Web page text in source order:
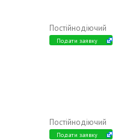
Постійнодіючий
Подати заявку
Постійнодіючий
Подати заявку